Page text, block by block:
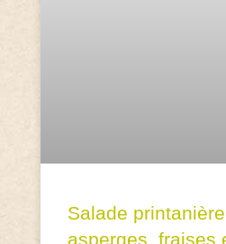
Salade
asperges, fraises